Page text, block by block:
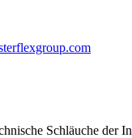
Schläuche der